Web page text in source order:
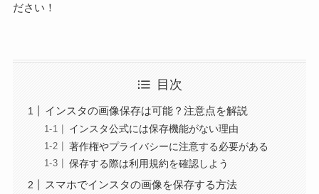
ださい！
目次
インスタの画像保存は可能？注意点を解説
インスタ公式には保存機能がない理由
著作権やプライバシーに注意する必要がある
保存する際は利用規約を確認しよう
スマホでインスタの画像を保存する方法